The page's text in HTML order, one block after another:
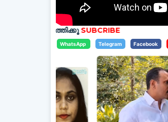
SUBCRIBE
WhatsApp Telegram Facebook